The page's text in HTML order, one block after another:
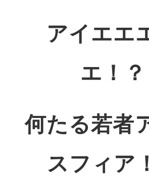
アイエエ
エ！？
何たる若者
スフィア